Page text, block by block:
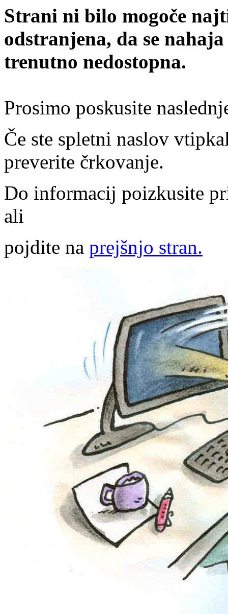
Strani ni bilo mogoče
odstranjena, da se
trenutno nedostopna.
Prosimo poskusite
Če ste spletni naslov
preverite črkovanje.
Do informacij poizkusite
ali
pojdite na prejšnjo stran.